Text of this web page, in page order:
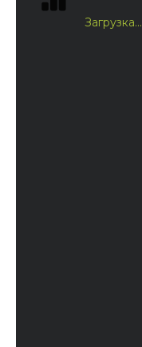
Загрузка...